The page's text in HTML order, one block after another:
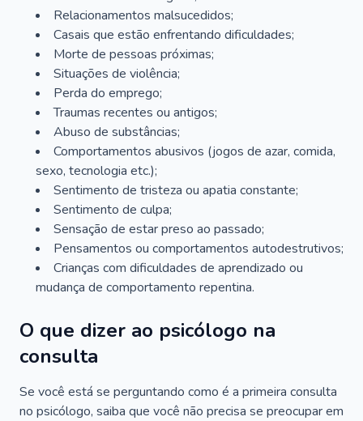
Relacionamentos malsucedidos;
Casais que estão enfrentando dificuldades;
Morte de pessoas próximas;
Situações de violência;
Perda do emprego;
Traumas recentes ou antigos;
Abuso de substâncias;
Comportamentos abusivos (jogos de azar, comida,
sexo, tecnologia etc.);
Sentimento de tristeza ou apatia constante;
Sentimento de culpa;
Sensação de estar preso ao passado;
Pensamentos ou comportamentos autodestrutivos;
Crianças com dificuldades de aprendizado ou
mudança de comportamento repentina.
O que dizer ao psicólogo na
consulta
Se você está se perguntando como é a primeira consulta
no psicólogo, saiba que você não precisa se preocupar em